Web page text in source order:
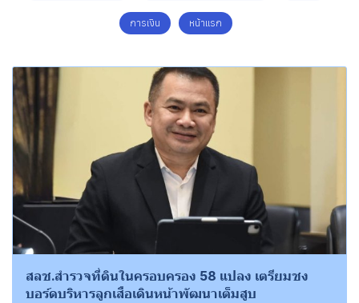
การเงิน หน้าแรก
สลช.สำรวจที่ดินในครอบครอง 58 แปลง เตรียมชง
บอร์ดบริหารลูกเสือเดินหน้าพัฒนาเต็มสูบ